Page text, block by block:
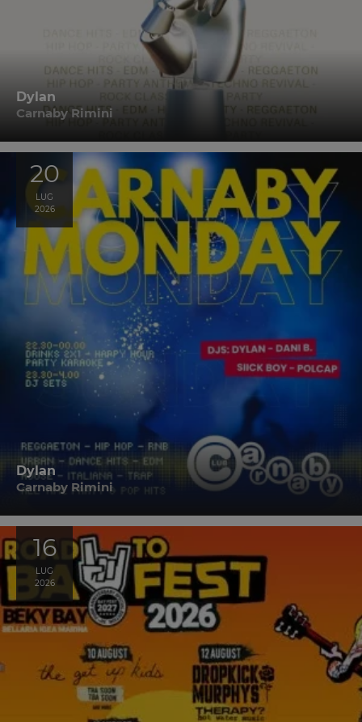
Dylan
Carnaby Rimini
20
LUG
2026
Dylan
Carnaby Rimini
16
LUG
2026